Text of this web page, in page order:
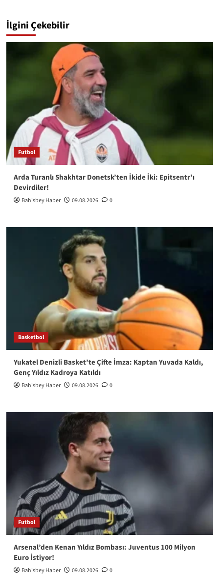
İlgini Çekebilir
Futbol
Arda Turanlı Shakhtar Donetsk’ten İkide İki: Epitsentr’ı
Devirdiler!
Bahisbey Haber 09.08.2026 0
Basketbol
Yukatel Denizli Basket’te Çifte İmza: Kaptan Yuvada Kaldı,
Genç Yıldız Kadroya Katıldı
Bahisbey Haber 09.08.2026 0
Futbol
Arsenal’den Kenan Yıldız Bombası: Juventus 100 Milyon
Euro İstiyor!
Bahisbey Haber 09.08.2026 0